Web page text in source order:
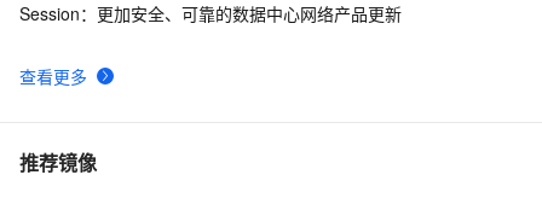
查看更多
Session：更加安全、可靠的数据中心网络产品更新
推荐镜像